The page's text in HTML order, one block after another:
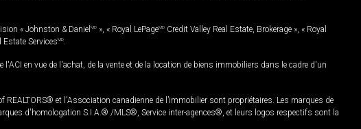
« Johnston & Daniel MD », « Royal LePageMD Credit Valley Real Estate, Brokerage », « Royal
ServicesMD
en vue de l'achat, de la vente et de la location de biens immobiliers dans le cadre d'un
et l'Association canadienne de l’immobilier sont propriétaires. Les marques de
d'homologation S.I.A.® /MLS®, Service inter-agences®, et leurs logos respectifs sont la